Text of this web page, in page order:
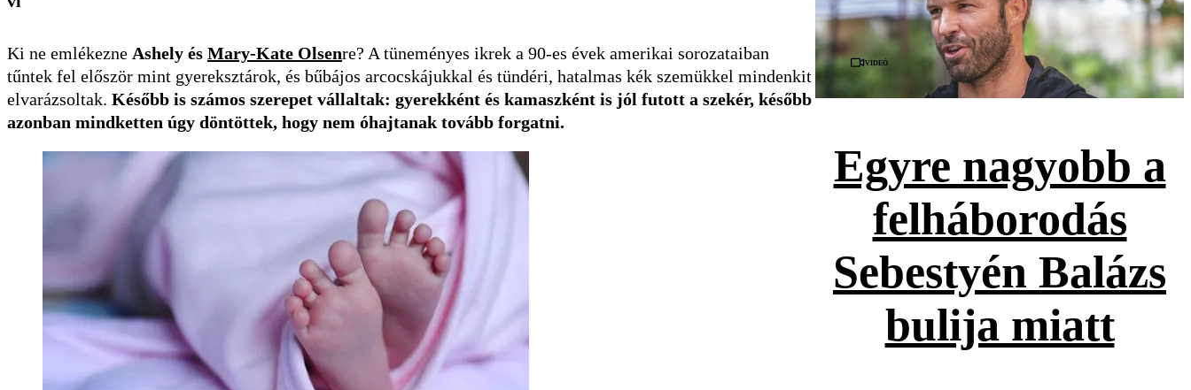
Ki ne emlékezne Ashely és Mary-Kate Olsenre? A tüneményes ikrek a 90-es évek amerikai sorozataiban
tűntek fel először mint gyereksztárok, és bűbájos arcocskájukkal és tündéri, hatalmas kék szemükkel mindenkit
elvarázsoltak. Később is számos szerepet vállaltak: gyerekként és kamaszként is jól futott a szekér, később
azonban mindketten úgy döntöttek, hogy nem óhajtanak tovább forgatni.
Videó
Egyre nagyobb a
felháborodás
Sebestyén Balázs
bulija miatt